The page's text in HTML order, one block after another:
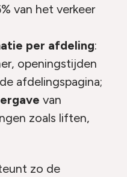
van het verkeer
per afdeling:
openingstijden
afdelingspagina;
van
zoals liften,
zo de